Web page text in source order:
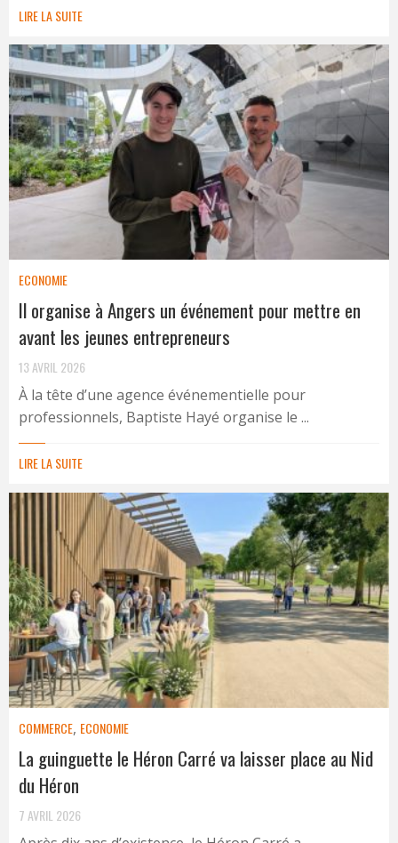
LIRE LA SUITE
ECONOMIE
Il organise à Angers un événement pour mettre en
avant les jeunes entrepreneurs
13 AVRIL 2026
À la tête d’une agence événementielle pour
professionnels, Baptiste Hayé organise le ...
LIRE LA SUITE
COMMERCE, ECONOMIE
La guinguette le Héron Carré va laisser place au Nid
du Héron
7 AVRIL 2026